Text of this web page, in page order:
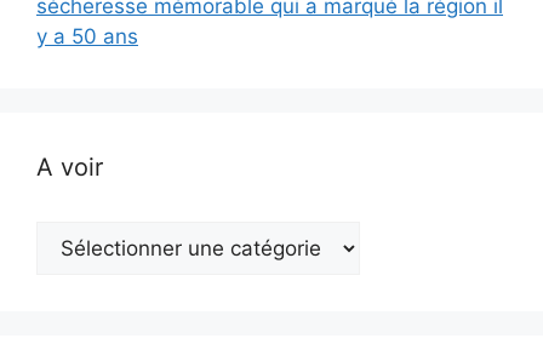
sécheresse mémorable qui a marqué la région il
y a 50 ans
A voir
voir